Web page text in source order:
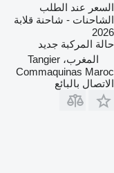
السعر عند الطلب
الشاحنات - شاحنة قلابة
2026
حالة المركبة جديد
المغرب، Tangier
Commaquinas Maroc
الاتصال بالبائع